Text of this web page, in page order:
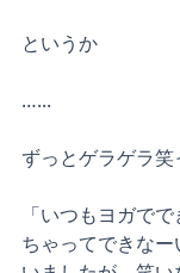
というか
…...
ずっとゲラゲラ
「いつもヨガで
ちゃってできな